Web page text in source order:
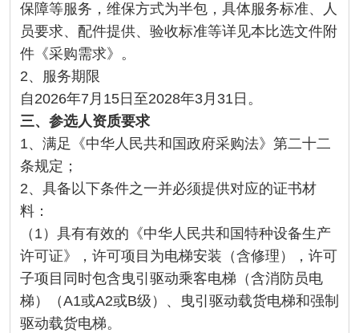
保障等服务，维保方式为半包，具体服务标准、人
员要求、配件提供、验收标准等详见本比选文件附
件《采购需求》。
2、服务期限
自2026年7月15日至2028年3月31日。
三、参选人资质要求
1、满足《中华人民共和国政府采购法》第二十二
条规定；
2、具备以下条件之一并必须提供对应的证书材
料：
（1）具有有效的《中华人民共和国特种设备生产
许可证》，许可项目为电梯安装（含修理），许可
子项目同时包含曳引驱动乘客电梯（含消防员电
梯）（A1或A2或B级）、曳引驱动载货电梯和强制
驱动载货电梯。